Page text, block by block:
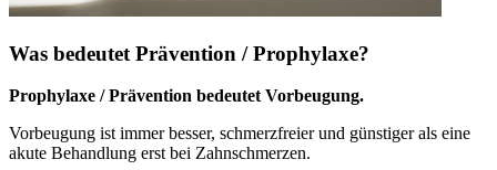
Was bedeutet Prävention / Prophylaxe?
Prophylaxe / Prävention bedeutet Vorbeugung.
Vorbeugung ist immer besser, schmerzfreier und günstiger als eine
akute Behandlung erst bei Zahnschmerzen.